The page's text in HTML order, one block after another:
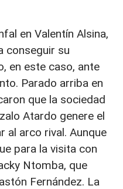
en Valentín Alsina,
conseguir su
en este caso, ante
Parado arriba en
que la sociedad
Atardo genere el
al arco rival. Aunque
para la visita con
Ntomba, que
Fernández. La